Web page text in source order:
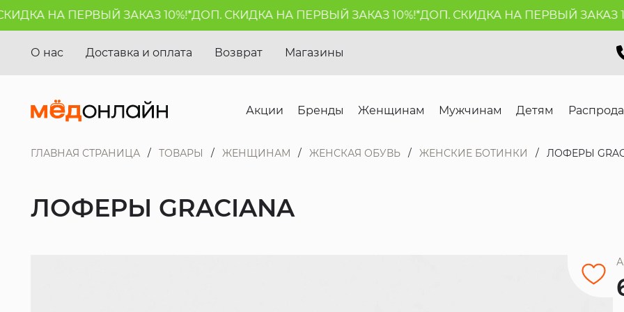
НА ПЕРВЫЙ ЗАКАЗ 10%!*ДОП. СКИДКА НА ПЕРВЫЙ ЗАКАЗ 10%!*ДОП. СКИДКА НА ПЕРВЫЙ ЗАКАЗ
О нас Доставка и оплата Возврат Магазины
Акции Бренды Женщинам Мужчинам Детям
ГЛАВНАЯ СТРАНИЦА ТОВАРЫ ЖЕНЩИНАМ ЖЕНСКАЯ ОБУВЬ ЖЕНСКИЕ БОТИНКИ ЛОФЕРЫ
ЛОФЕРЫ GRACIANA